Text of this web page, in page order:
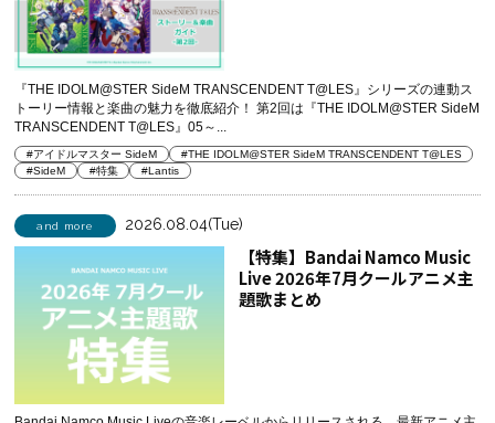
『THE IDOLM@STER SideM TRANSCENDENT T@LES』シリーズの連動ス
トーリー情報と楽曲の魅力を徹底紹介！ 第2回は『THE IDOLM@STER SideM
TRANSCENDENT T@LES』05～...
#アイドルマスター SideM
#THE IDOLM@STER SideM TRANSCENDENT T@LES
#SideM
#特集 #Lantis
and more 2026.08.04(Tue)
【特集】Bandai Namco Music
Live 2026年7月クールアニメ主
題歌まとめ